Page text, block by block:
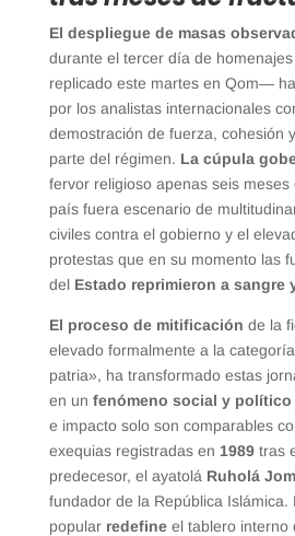
El despliegue de masas
durante el tercer día de
replicado este martes en Qom—
por los analistas internacionales
demostración de fuerza, cohesión
parte del régimen. La cúpula
fervor religioso apenas seis meses
país fuera escenario de
civiles contra el gobierno y el
protestas que en su momento las
del Estado reprimieron a sangre
El proceso de mitificación de la
elevado formalmente a la
patria», ha transformado estas
en un fenómeno social y político
e impacto solo son comparables
exequias registradas en 1989tras
predecesor, el ayatolá Ruholá
fundador de la República Islámica.
popular redefineel tablero interno